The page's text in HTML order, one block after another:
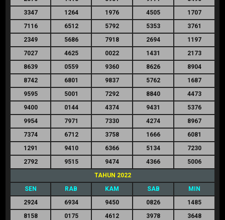
3347
1264 1976 4505
1707
7116
6512 5792 5353
3761
2349
5686 7918 2694
1197
7027
4625 0022 1431
2173
8639
0559 9360 8626
8904
8742
6801 9837 5762
1687
9595
5001 7292 8840
4473
9400
0144 4374 9431
5376
9954
7971 7330 4274
8967
7374
6712 3758 1666
6081
1291
9410 6366 5134
7230
2792
9515 9474 4366
5006
TAHUN 2022
SEN
RAB KAM SAB
MIN
2924
6934 9450 0826
1485
8158
0175 4612 3978
3648